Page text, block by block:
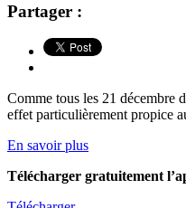
Partager :
Comme tous les 21 décembre
effet particulièrement propice
En savoir plus
Télécharger gratuitement